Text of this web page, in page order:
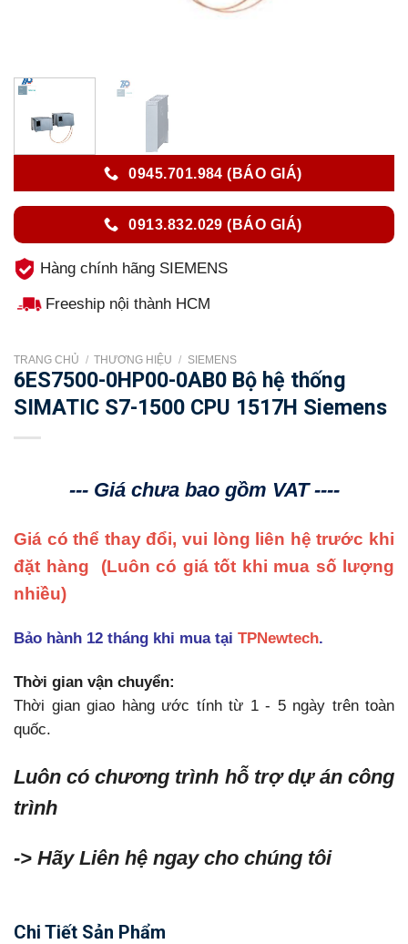
0945.701.984 (BÁO GIÁ)
0913.832.029 (BÁO GIÁ)
Hàng chính hãng SIEMENS
Freeship nội thành HCM
TRANG CHỦ / THƯƠNG HIỆU / SIEMENS
6ES7500-0HP00-0AB0 Bộ hệ thống
SIMATIC S7-1500 CPU 1517H Siemens
--- Giá chưa bao gồm VAT ----
Giá có thể thay đổi, vui lòng liên hệ trước khi
đặt hàng (Luôn có giá tốt khi mua số lượng
nhiều)
Bảo hành 12 tháng khi mua tại TPNewtech.
Thời gian vận chuyển:
Thời gian giao hàng ước tính từ 1 - 5 ngày trên toàn
quốc.
Luôn có chương trình hỗ trợ dự án công
trình
-> Hãy Liên hệ ngay cho chúng tôi
Chi Tiết Sản Phẩm